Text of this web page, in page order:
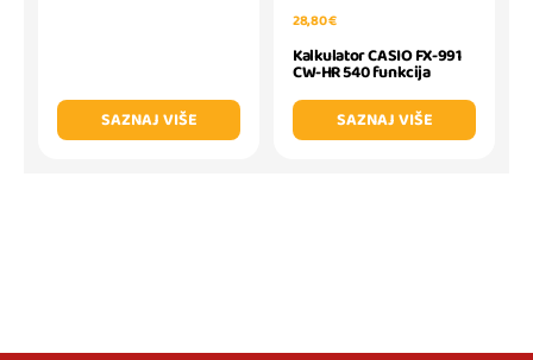
SAZNAJ VIŠE
28,80 €
Kalkulator CASIO FX-991
CW-HR 540 funkcija
SAZNAJ VIŠE